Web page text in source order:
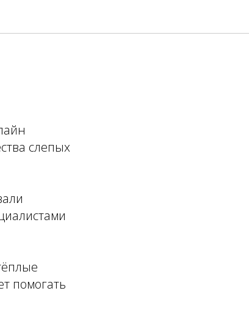
слепых
помогать